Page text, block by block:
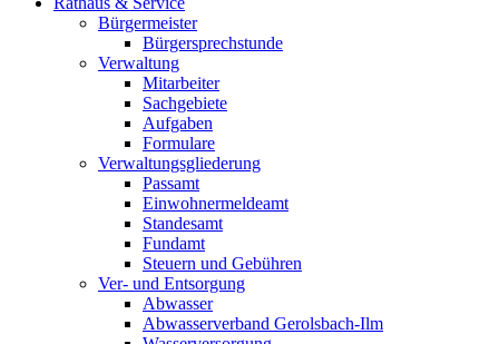
Bürgermeister
Bürgersprechstunde
Verwaltung
Mitarbeiter
Sachgebiete
Aufgaben
Formulare
Verwaltungsgliederung
Passamt
Einwohnermeldeamt
Standesamt
Fundamt
Steuern und Gebühren
Ver- und Entsorgung
Abwasser
Abwasserverband Gerolsbach-Ilm